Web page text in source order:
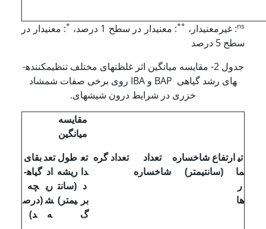
ns: غیرمعنی­دار، **: معنی­دار در سطح 1 درصد، *: معنی­دار در
سطح 5 درصد
جدول 2- مقایسه میانگین اثر غلظت­های مختلف تنظیم­کننده­
های رشد گیاهی BAP و IBA روی برخی صفات شمشاد
خزری در شرایط درون شیشه­ای.
مقایسه
میانگین
بقای
گیاه­
چه
(درص
د)
تعد
اد
ری
ش
ه
طول
ریشه
(سانت
ی­متر)
تع
دا
د
بر
گ
تعداد گره
تعداد
شاخساره
ارتفاع شاخساره
(سانتی­متر)
تی
ما
ر
ها